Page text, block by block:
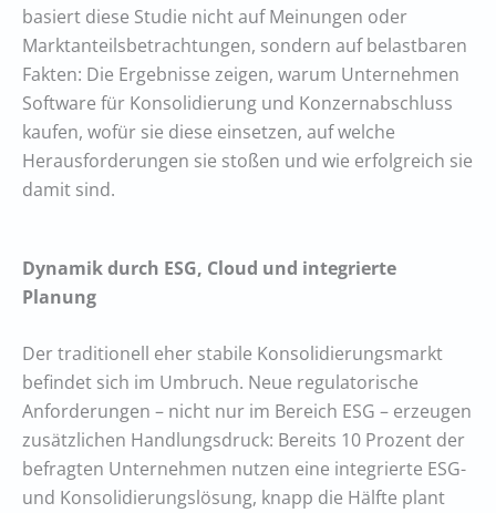
basiert diese Studie nicht auf Meinungen oder
Marktanteilsbetrachtungen, sondern auf belastbaren
Fakten: Die Ergebnisse zeigen, warum Unternehmen
Software für Konsolidierung und Konzernabschluss
kaufen, wofür sie diese einsetzen, auf welche
Herausforderungen sie stoßen und wie erfolgreich sie
damit sind.
Dynamik durch ESG, Cloud und integrierte
Planung
Der traditionell eher stabile Konsolidierungsmarkt
befindet sich im Umbruch. Neue regulatorische
Anforderungen – nicht nur im Bereich ESG – erzeugen
zusätzlichen Handlungsdruck: Bereits 10 Prozent der
befragten Unternehmen nutzen eine integrierte ESG-
und Konsolidierungslösung, knapp die Hälfte plant